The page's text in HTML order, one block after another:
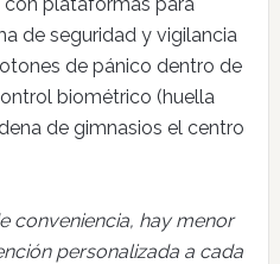
de seguridad y vigilancia
de pánico dentro de
biométrico (huella
de gimnasios el centro
conveniencia, hay menor
personalizada a cada